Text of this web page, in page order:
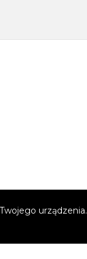
urządzenia.